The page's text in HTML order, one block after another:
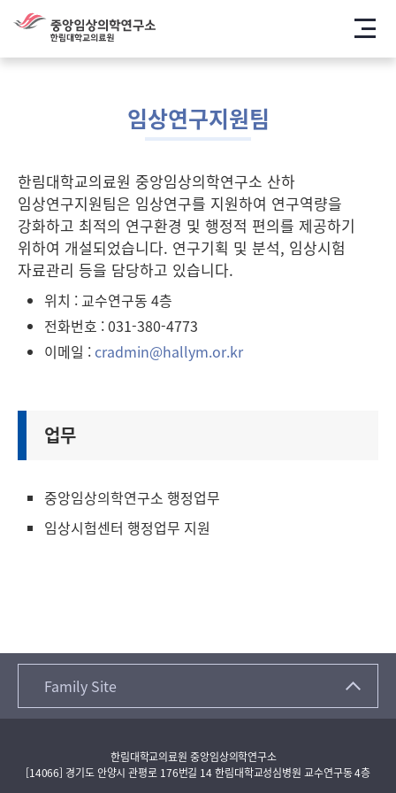
메뉴
임상연구지원팀
한림대학교의료원 중앙임상의학연구소 산하
임상연구지원팀은 임상연구를 지원하여 연구역량을
강화하고 최적의 연구환경 및 행정적 편의를 제공하기
위하여 개설되었습니다. 연구기획 및 분석, 임상시험
자료관리 등을 담당하고 있습니다.
위치 : 교수연구동 4층
전화번호 : 031-380-4773
이메일 :cradmin@hallym.or.kr
업무
중앙임상의학연구소 행정업무
임상시험센터 행정업무 지원
Family Site
한림대학교의료원 중앙임상의학연구소
[14066] 경기도 안양시 관평로 176번길 14 한림대학교성심병원 교수연구동 4층